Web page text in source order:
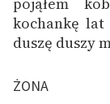
kochankę lat
duszę duszy
ŻONA